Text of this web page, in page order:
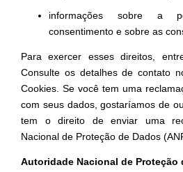
informações sobre a
consentimento e sobre as
Para exercer esses direitos,
Consulte os detalhes de contato
Cookies. Se você tem uma
com seus dados, gostaríamos de
tem o direito de enviar uma
Nacional de Proteção de Dados
Autoridade Nacional de Proteção